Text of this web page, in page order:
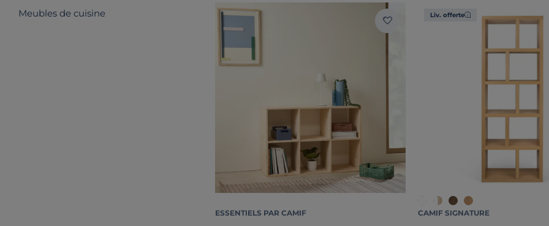
Meubles de cuisine
ESSENTIELS PAR CAMIF
Liv. offerte
CAMIF SIGNATURE